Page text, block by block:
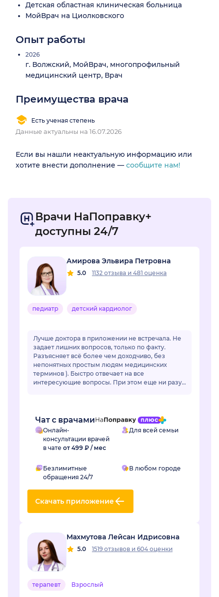
Детская областная клиническая больница
МойВрач на Циолковского
Опыт работы
2026
г. Волжский, МойВрач, многопрофильный
медицинский центр, Врач
Преимущества врача
Есть ученая степень
Данные актуальны на 16.07.2026
Если вы нашли неактуальную информацию или
хотите внести дополнение — сообщите нам!
Врачи НаПоправку+
доступны 24/7
Амирова Эльвира Петровна
5.0 1132 отзыва и 481 оценка
педиатр детский кардиолог
Лучше доктора в приложении не встречала. Не
задает лишних вопросов, только по факту.
Разъясняет всё более чем доходчиво, без
непонятных простым людям медицинских
терминов ). Быстро отвечает на все
интересующие вопросы. При этом еще ни разу
Чат с врачами
Онлайн-
консультации врачей
в чате от 499 ₽ / мес
Для всей семьи
Безлимитные
обращения 24/7
В любом городе
Скачать приложение
Махмутова Лейсан Идрисовна
5.0 1519 отзывов и 604 оценки
терапевт Взрослый